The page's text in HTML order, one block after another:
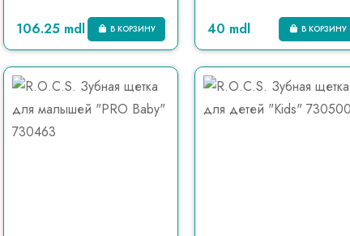
106.25 mdl В КОРЗИНУ 40 mdl В КОРЗИНУ